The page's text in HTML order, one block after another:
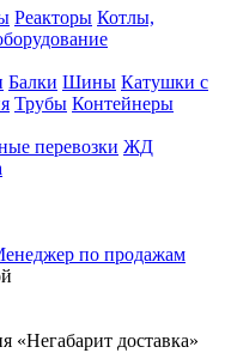
Реакторы Котлы,
Балки Шины Катушки с
Трубы Контейнеры
перевозки ЖД
по продажам
«Негабарит доставка»